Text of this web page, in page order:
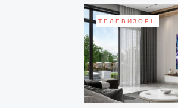
ТЕЛЕВИЗОРЫ